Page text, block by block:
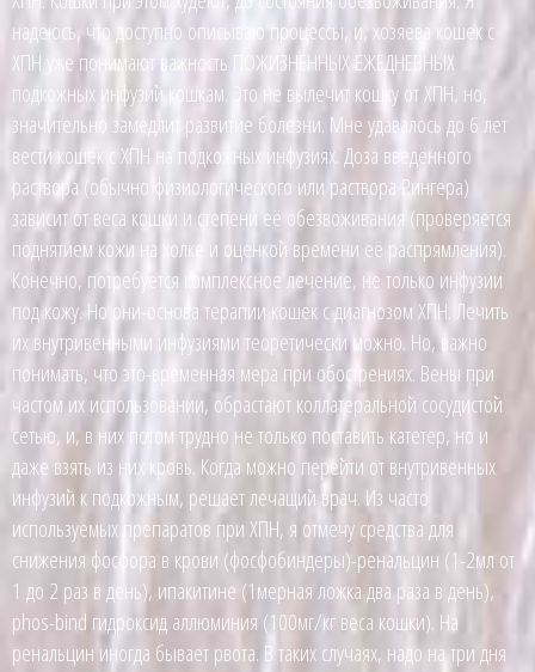
надеюсь, что доступно описываю процессы, и, хозяева кошек с
ХПН уже понимают важность ПОЖИЗНЕННЫХ ЕЖЕДНЕВНЫХ
подкожных инфузий кошкам. Это не вылечит кошку от ХПН, но,
значительно замедлит развитие болезни. Мне удавалось до 6 лет
вести кошек с ХПН на подкожных инфузиях. Доза введённого
раствора (обычно физиологического или раствора Рингера)
зависит от веса кошки и степени её обезвоживания (проверяется
поднятием кожи на холке и оценкой времени её распрямления).
Конечно, потребуется комплексное лечение, не только инфузии
под кожу. Но они-основа терапии кошек с диагнозом ХПН. Лечить
их внутривенными инфузиями теоретически можно. Но, важно
понимать, что это-временная мера при обострениях. Вены при
частом их использовании, обрастают коллатеральной сосудистой
сетью, и, в них потом трудно не только поставить катетер, но и
даже взять из них кровь. Когда можно перейти от внутривенных
инфузий к подкожным, решает лечащий врач. Из часто
используемых препаратов при ХПН, я отмечу средства для
снижения фосфора в крови (фосфобиндеры)-ренальцин (1-2мл от
1 до 2 раз в день), ипакитине (1мерная ложка два раза в день),
phos-bind гидроксид аллюминия (100мг/кг веса кошки). На
ренальцин иногда бывает рвота. В таких случаях, надо на три дня